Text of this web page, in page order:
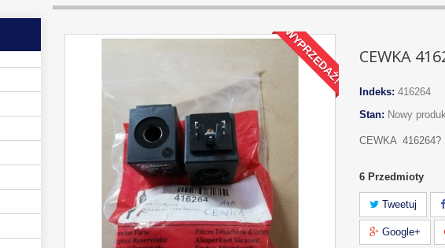
WYPRZEDAŻ! CEWKA
Indeks: 416264
Stan: Nowy
CEWKA 416264?
6 Przedmioty
Tweetuj
Google+